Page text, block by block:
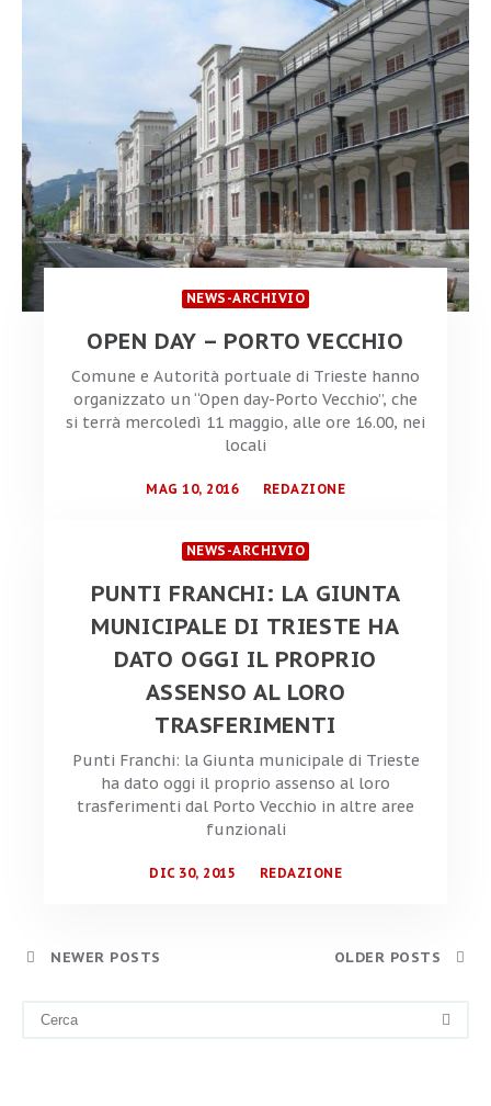
NEWS-ARCHIVIO
OPEN DAY – PORTO VECCHIO
Comune e Autorità portuale di Trieste hanno
organizzato un “Open day-Porto Vecchio”, che
si terrà mercoledì 11 maggio, alle ore 16.00, nei
locali
MAG 10, 2016 REDAZIONE
NEWS-ARCHIVIO
PUNTI FRANCHI: LA GIUNTA
MUNICIPALE DI TRIESTE HA
DATO OGGI IL PROPRIO
ASSENSO AL LORO
TRASFERIMENTI
Punti Franchi: la Giunta municipale di Trieste
ha dato oggi il proprio assenso al loro
trasferimenti dal Porto Vecchio in altre aree
funzionali
DIC 30, 2015 REDAZIONE
NEWER POSTS OLDER POSTS